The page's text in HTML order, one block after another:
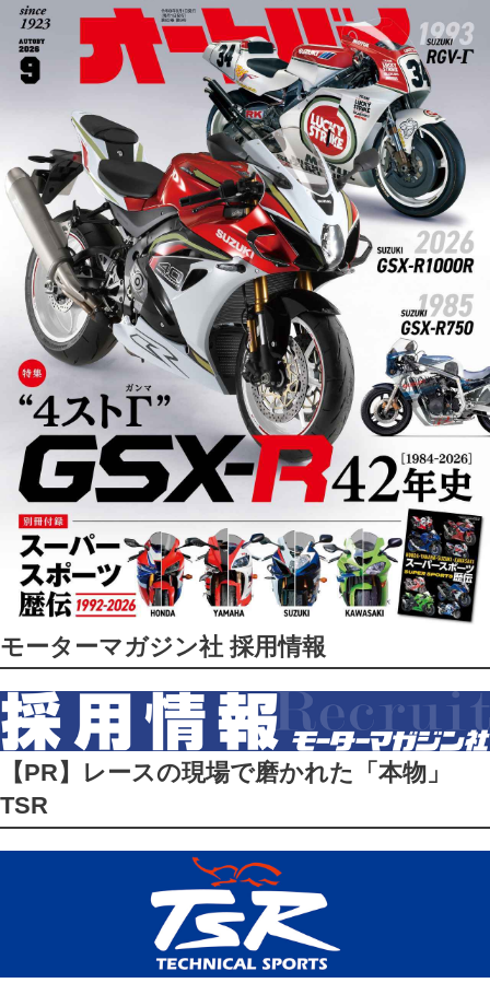
モーターマガジン社 採用情報
【PR】レースの現場で磨かれた「本物」
TSR